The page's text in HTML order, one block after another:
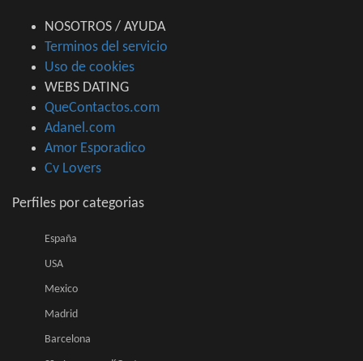
NOSOTROS / AYUDA
Terminos del servicio
Uso de cookies
WEBS DATING
QueContactos.com
Adanel.com
Amor Esporadico
Cv Lovers
Perfiles por categorias
España
USA
Mexico
Madrid
Barcelona